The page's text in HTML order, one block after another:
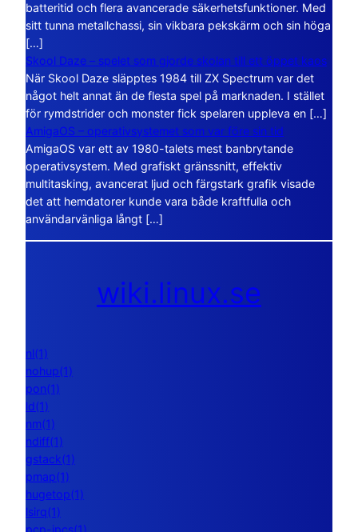
batteritid och flera avancerade säkerhetsfunktioner. Med
sitt tunna metallchassi, sin vikbara pekskärm och sin höga
[…]
Skool Daze – spelet som gjorde skolan till ett öppet kaos
När Skool Daze släpptes 1984 till ZX Spectrum var det
något helt annat än de flesta spel på marknaden. I stället
för rymdstrider och monster fick spelaren uppleva en […]
AmigaOS – operativsystemet som var före sin tid
AmigaOS var ett av 1980-talets mest banbrytande
operativsystem. Med grafiskt gränssnitt, effektiv
multitasking, avancerat ljud och färgstark grafik visade
det att hemdatorer kunde vara både kraftfulla och
användarvänliga långt […]
wiki.linux.se
nl(1)
nohup(1)
pon(1)
ld(1)
nm(1)
ndiff(1)
gstack(1)
pmap(1)
hugetop(1)
lsirq(1)
pcp-ipcs(1)